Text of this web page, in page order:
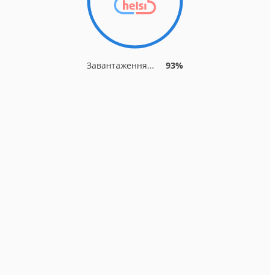
Завантаження... 93%